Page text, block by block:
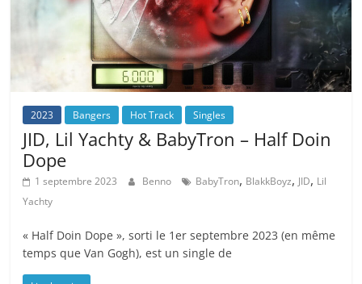
2023 Bangers Hot Track Singles
JID, Lil Yachty & BabyTron – Half Doin
Dope
1 septembre 2023 Benno BabyTron, BlakkBoyz, JID, Lil
Yachty
« Half Doin Dope », sorti le 1er septembre 2023 (en même
temps que Van Gogh), est un single de